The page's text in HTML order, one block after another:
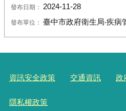
發布日期： 2024-11-28
發布單位： 臺中市政府衛生局‧疾病
資訊安全政策 交通資訊 政
隱私權政策